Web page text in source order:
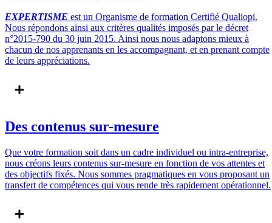
EXPERTISME est un Organisme de formation Certifié Qualiopi.
Nous répondons ainsi aux critères qualités imposés par le décret
n°2015-790 du 30 juin 2015. Ainsi nous nous adaptons mieux à
chacun de nos apprenants en les accompagnant, et en prenant compte
de leurs appréciations.
Des contenus sur-mesure
Que votre formation soit dans un cadre individuel ou intra-entreprise,
nous créons leurs contenus sur-mesure en fonction de vos attentes et
des objectifs fixés. Nous sommes pragmatiques en vous proposant un
transfert de compétences qui vous rende très rapidement opérationnel.